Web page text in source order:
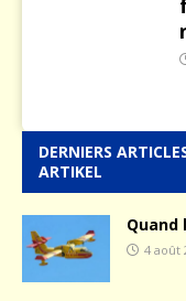
DERNIERS
ARTIKEL
4 août